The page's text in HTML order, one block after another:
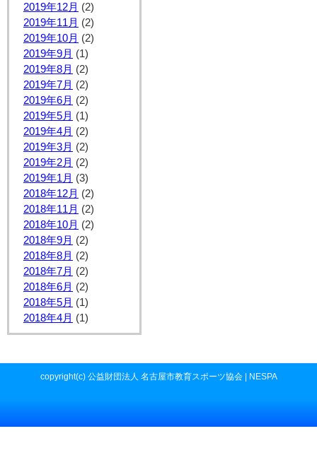
2019年12月 (2)
2019年11月 (2)
2019年10月 (2)
2019年9月 (1)
2019年8月 (2)
2019年7月 (2)
2019年6月 (2)
2019年5月 (1)
2019年4月 (2)
2019年3月 (2)
2019年2月 (2)
2019年1月 (3)
2018年12月 (2)
2018年11月 (2)
2018年10月 (2)
2018年9月 (2)
2018年8月 (2)
2018年7月 (2)
2018年6月 (2)
2018年5月 (1)
2018年4月 (1)
copyright(c) 公益財団法人 名古屋市教育スポーツ協会 | NESPA